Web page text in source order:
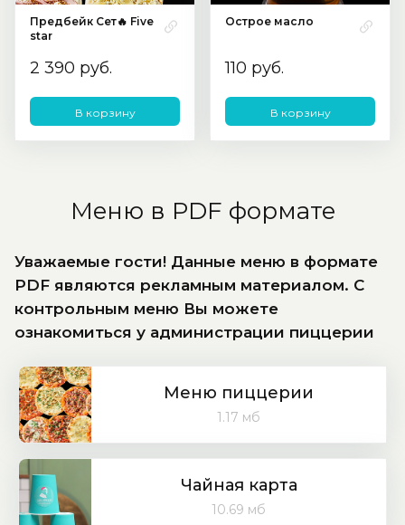
Предбейк Сет🔥 Five
star
2 390 руб.
В корзину
Острое масло
110 руб.
В корзину
Меню в PDF формате
Уважаемые гости! Данные меню в формате
PDF являются рекламным материалом. С
контрольным меню Вы можете
ознакомиться у администрации пиццерии
Меню пиццерии
1.17 мб
Чайная карта
10.69 мб